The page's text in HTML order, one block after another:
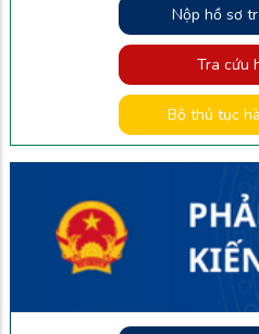
Nộp hồ sơ
Tra cứu
Bộ thủ tục